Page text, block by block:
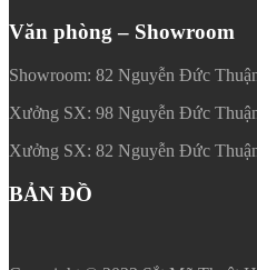
Văn phòng – Showroom
Showroom: 82 Nguyễn Đức
Xưởng SX: 98 Nguyễn Đức
Xưởng SX: 82 Nguyễn Đức
BẢN ĐỒ